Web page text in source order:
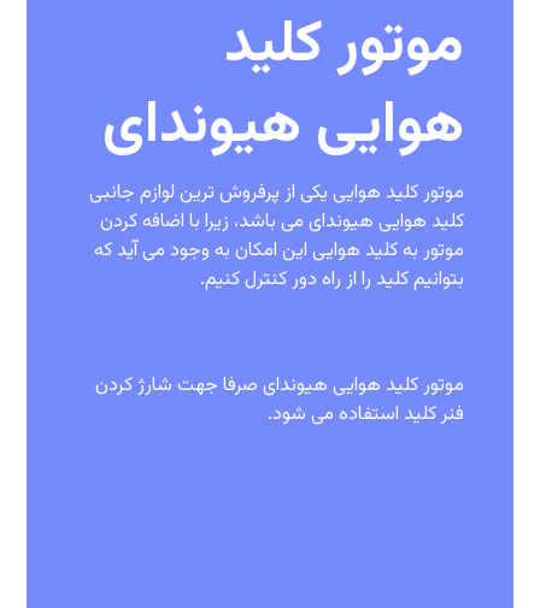
موتور کلید
هوایی هیوندای
موتور کلید هوایی یکی از پرفروش ترین لوازم جانبی
کلید هوایی هیوندای می باشد، زیرا با اضافه کردن
موتور به کلید هوایی این امکان به وجود می آید که
بتوانیم کلید را از راه دور کنترل کنیم.
موتور کلید هوایی هیوندای صرفا جهت شارژ کردن
فنر کلید استفاده می شود.